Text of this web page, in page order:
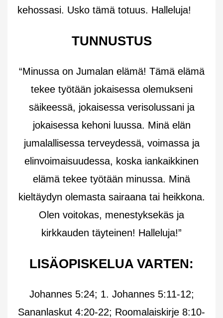
kehossasi. Usko tämä totuus. Halleluja!
TUNNUSTUS
“Minussa on Jumalan elämä! Tämä elämä
tekee työtään jokaisessa olemukseni
säikeessä, jokaisessa verisolussani ja
jokaisessa kehoni luussa. Minä elän
jumalallisessa terveydessä, voimassa ja
elinvoimaisuudessa, koska iankaikkinen
elämä tekee työtään minussa. Minä
kieltäydyn olemasta sairaana tai heikkona.
Olen voitokas, menestyksekäs ja
kirkkauden täyteinen! Halleluja!”
LISÄOPISKELUA VARTEN:
Johannes 5:24; 1. Johannes 5:11-12;
Sananlaskut 4:20-22; Roomalaiskirje 8:10-